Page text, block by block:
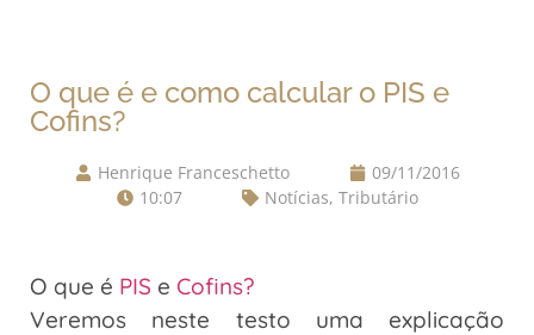
O que é e como calcular o PIS e
Cofins?
Henrique Franceschetto
09/11/2016
10:07
Notícias, Tributário
O que é PIS e Cofins?
Veremos neste testo uma explicação